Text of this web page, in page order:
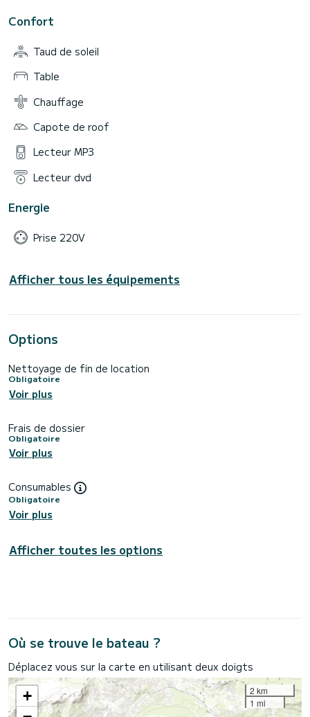
Confort
Taud de soleil
Table
Chauffage
Capote de roof
Lecteur MP3
Lecteur dvd
Energie
Prise 220V
Afficher tous les équipements
Options
Nettoyage de fin de location
Obligatoire
Voir plus
Frais de dossier
Obligatoire
Voir plus
Consumables
Obligatoire
Voir plus
Afficher toutes les options
Où se trouve le bateau ?
Déplacez vous sur la carte en utilisant deux doigts
+
2 km
1 mi